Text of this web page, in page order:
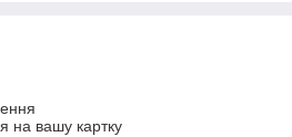
на вашу картку